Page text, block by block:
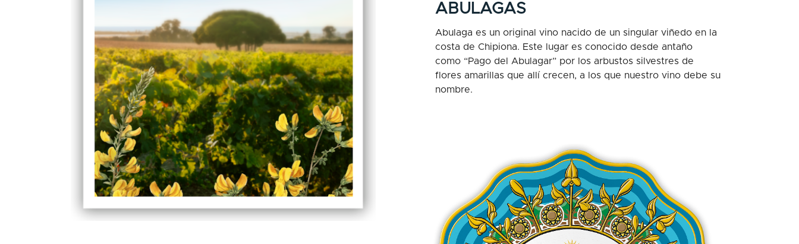
ABULAGAS
Abulaga es un original vino nacido de un singular viñedo en la
costa de Chipiona. Este lugar es conocido desde antaño
como “Pago del Abulagar” por los arbustos silvestres de
flores amarillas que allí crecen, a los que nuestro vino debe su
nombre.